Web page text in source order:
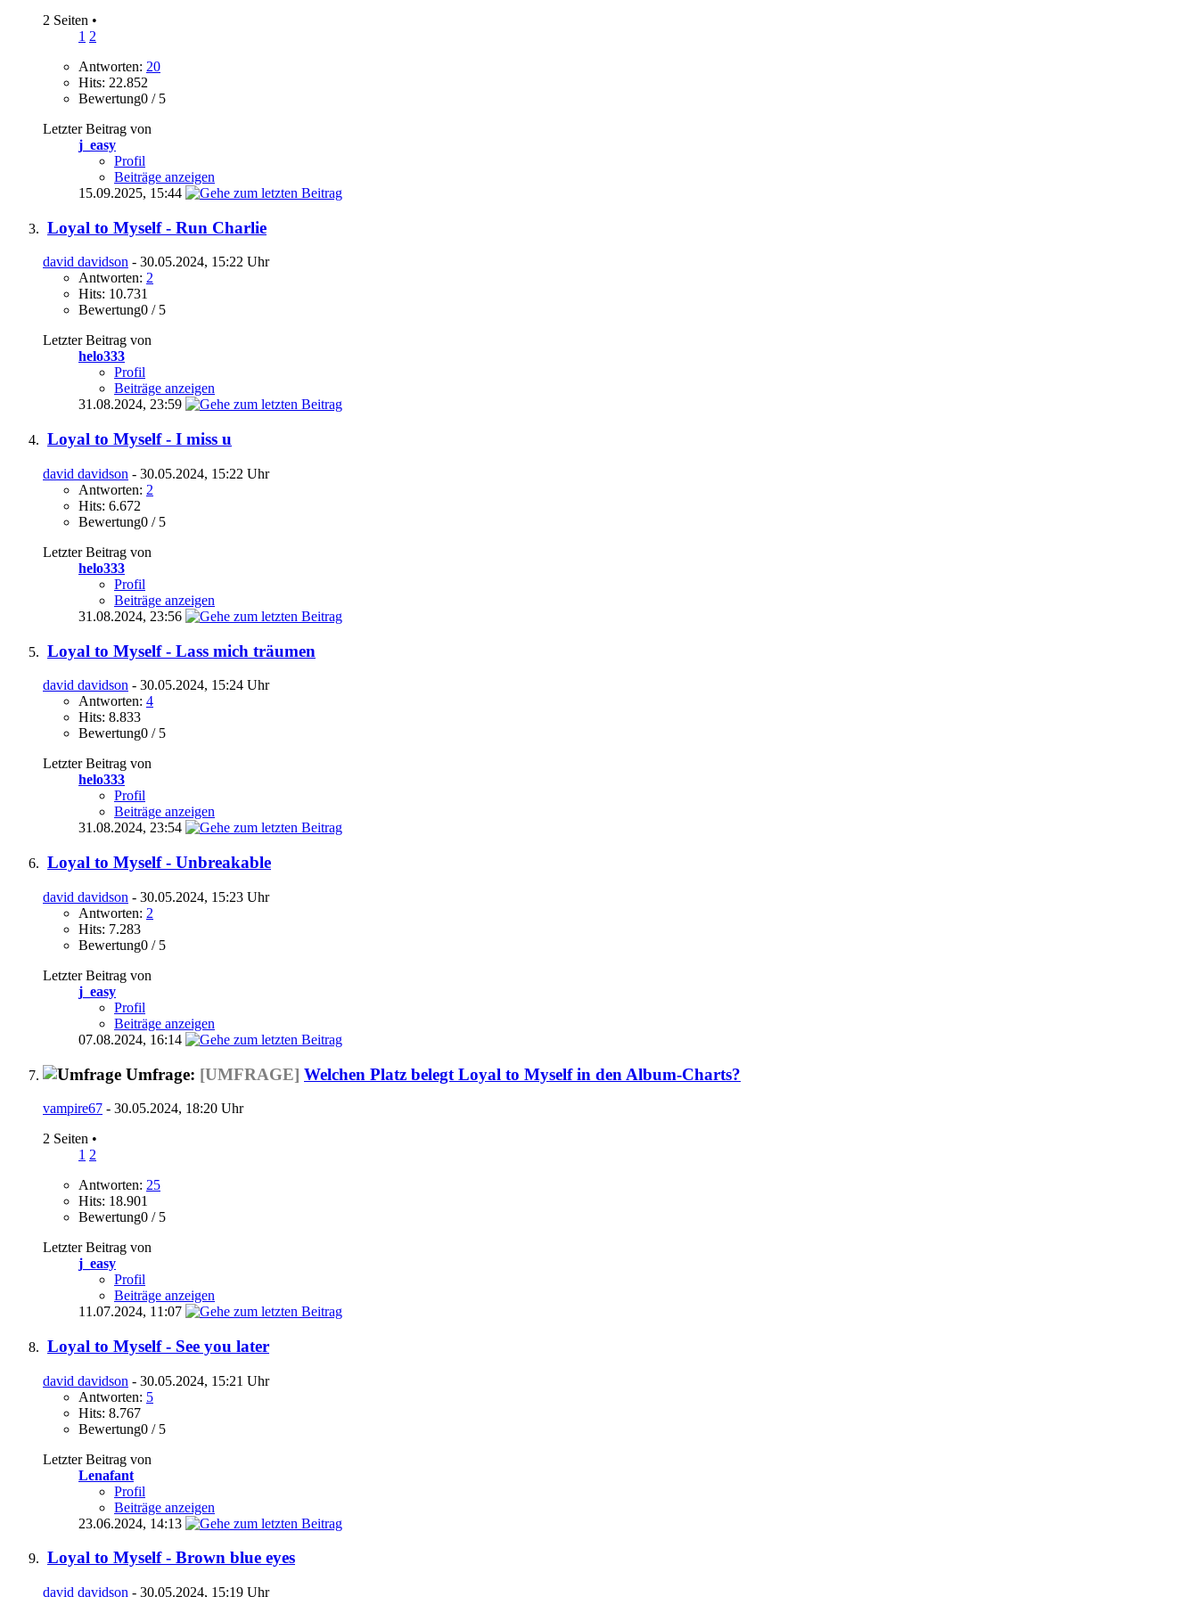
2 Seiten •
1 2
Antworten: 20
Hits: 22.852
Bewertung0 / 5
Letzter Beitrag von
j_easy
Profil
Beiträge anzeigen
15.09.2025, 15:44
Loyal to Myself - Run Charlie
david davidson - 30.05.2024, 15:22 Uhr
Antworten: 2
Hits: 10.731
Bewertung0 / 5
Letzter Beitrag von
helo333
Profil
Beiträge anzeigen
31.08.2024, 23:59
Loyal to Myself - I miss u
david davidson - 30.05.2024, 15:22 Uhr
Antworten: 2
Hits: 6.672
Bewertung0 / 5
Letzter Beitrag von
helo333
Profil
Beiträge anzeigen
31.08.2024, 23:56
Loyal to Myself - Lass mich träumen
david davidson - 30.05.2024, 15:24 Uhr
Antworten: 4
Hits: 8.833
Bewertung0 / 5
Letzter Beitrag von
helo333
Profil
Beiträge anzeigen
31.08.2024, 23:54
Loyal to Myself - Unbreakable
david davidson - 30.05.2024, 15:23 Uhr
Antworten: 2
Hits: 7.283
Bewertung0 / 5
Letzter Beitrag von
j_easy
Profil
Beiträge anzeigen
07.08.2024, 16:14
Umfrage: [UMFRAGE] Welchen Platz belegt Loyal to Myself in den Album-Charts?
vampire67 - 30.05.2024, 18:20 Uhr
2 Seiten •
1 2
Antworten: 25
Hits: 18.901
Bewertung0 / 5
Letzter Beitrag von
j_easy
Profil
Beiträge anzeigen
11.07.2024, 11:07
Loyal to Myself - See you later
david davidson - 30.05.2024, 15:21 Uhr
Antworten: 5
Hits: 8.767
Bewertung0 / 5
Letzter Beitrag von
Lenafant
Profil
Beiträge anzeigen
23.06.2024, 14:13
Loyal to Myself - Brown blue eyes
david davidson - 30.05.2024, 15:19 Uhr